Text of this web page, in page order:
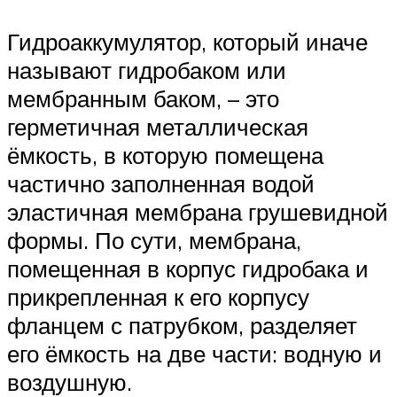
Гидроаккумулятор, который иначе
называют гидробаком или
мембранным баком, – это
герметичная металлическая
ёмкость, в которую помещена
частично заполненная водой
эластичная мембрана грушевидной
формы. По сути, мембрана,
помещенная в корпус гидробака и
прикрепленная к его корпусу
фланцем с патрубком, разделяет
его ёмкость на две части: водную и
воздушную.